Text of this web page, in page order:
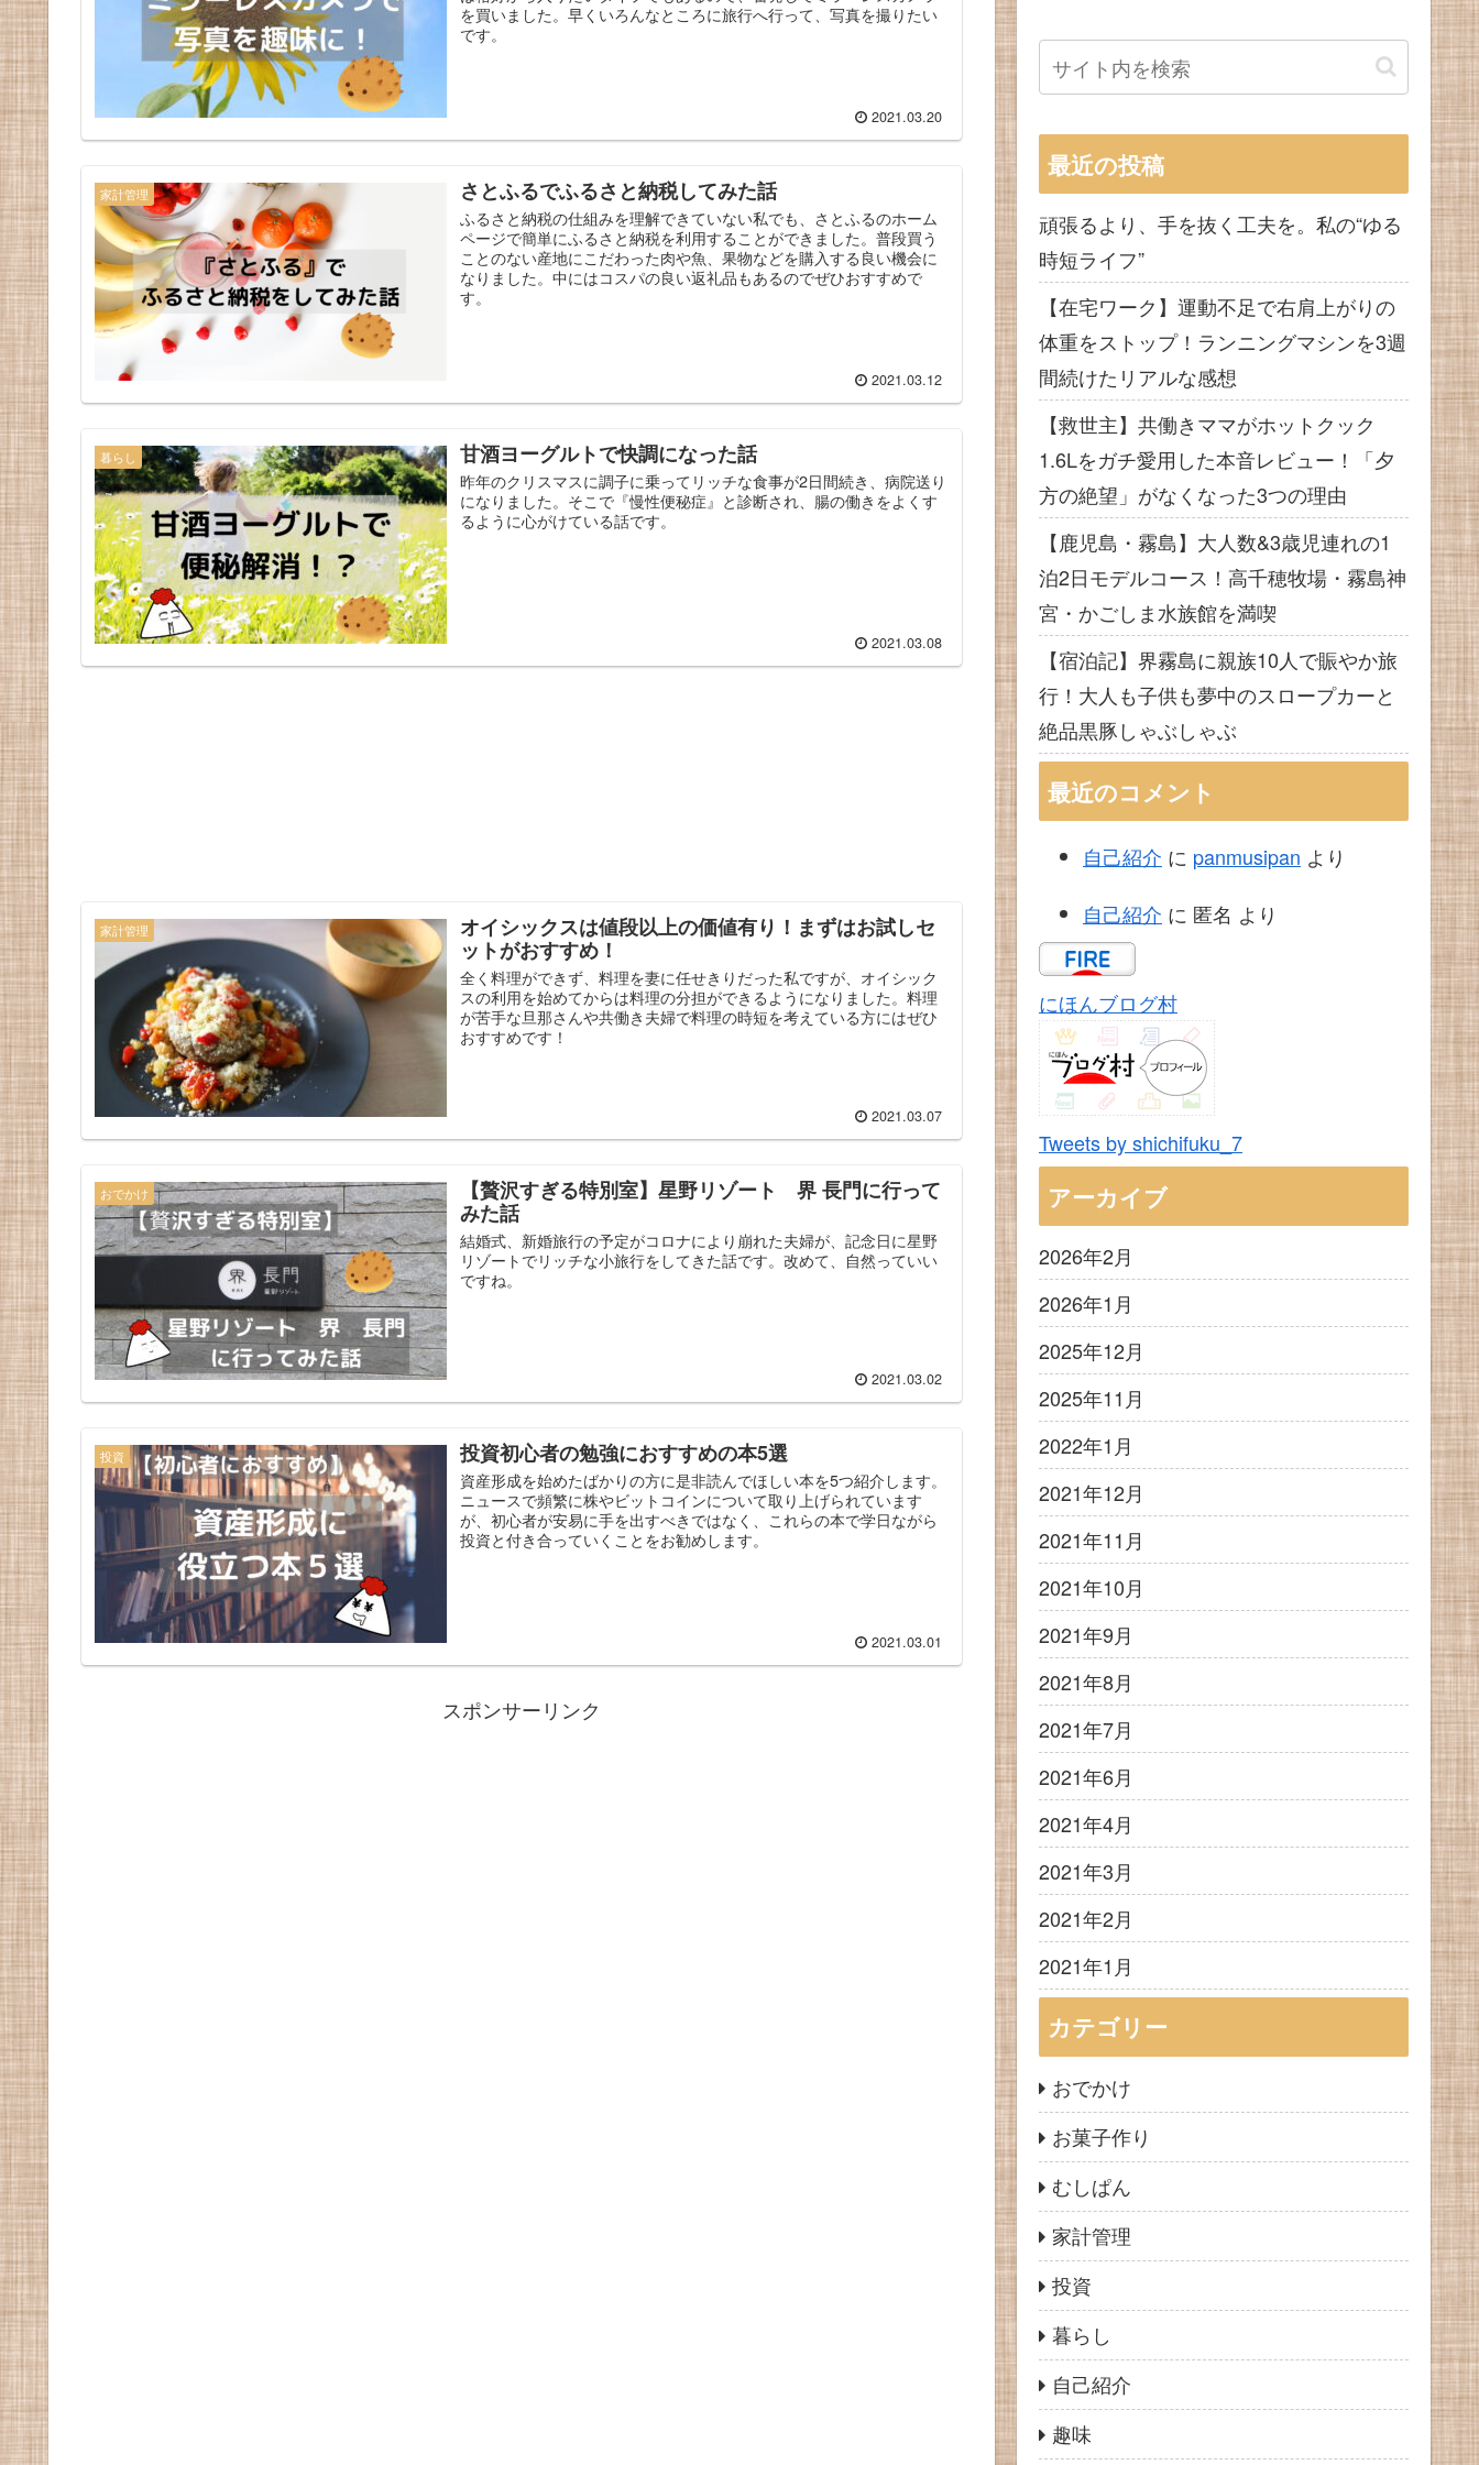
を買いました。早くいろんなところに旅行へ行って、写真を撮りたい
です。
2021.03.20
家計管理 さとふるでふるさと納税してみた話
ふるさと納税の仕組みを理解できていない私でも、さとふるのホーム
ページで簡単にふるさと納税を利用することができました。普段買う
ことのない産地にこだわった肉や魚、果物などを購入する良い機会に
なりました。中にはコスパの良い返礼品もあるのでぜひおすすめで
す。
2021.03.12
暮らし 甘酒ヨーグルトで快調になった話
昨年のクリスマスに調子に乗ってリッチな食事が2日間続き、病院送り
になりました。そこで『慢性便秘症』と診断され、腸の働きをよくす
るように心がけている話です。
2021.03.08
家計管理
オイシックスは値段以上の価値有り！まずはお試しセ
ットがおすすめ！
全く料理ができず、料理を妻に任せきりだった私ですが、オイシック
スの利用を始めてからは料理の分担ができるようになりました。料理
が苦手な旦那さんや共働き夫婦で料理の時短を考えている方にはぜひ
おすすめです！
2021.03.07
おでかけ
【贅沢すぎる特別室】星野リゾート 界 長門に行って
みた話
結婚式、新婚旅行の予定がコロナにより崩れた夫婦が、記念日に星野
リゾートでリッチな小旅行をしてきた話です。改めて、自然っていい
ですね。
2021.03.02
投資 投資初心者の勉強におすすめの本5選
資産形成を始めたばかりの方に是非読んでほしい本を5つ紹介します。
ニュースで頻繁に株やビットコインについて取り上げられています
が、初心者が安易に手を出すべきではなく、これらの本で学日ながら
投資と付き合っていくことをお勧めします。
2021.03.01
スポンサーリンク
最近の投稿
頑張るより、手を抜く工夫を。私の“ゆる
時短ライフ”
【在宅ワーク】運動不足で右肩上がりの
体重をストップ！ランニングマシンを3週
間続けたリアルな感想
【救世主】共働きママがホットクック
1.6Lをガチ愛用した本音レビュー！「夕
方の絶望」がなくなった3つの理由
【鹿児島・霧島】大人数&3歳児連れの1
泊2日モデルコース！高千穂牧場・霧島神
宮・かごしま水族館を満喫
【宿泊記】界霧島に親族10人で賑やか旅
行！大人も子供も夢中のスロープカーと
絶品黒豚しゃぶしゃぶ
最近のコメント
自己紹介 に panmusipan より
自己紹介 に 匿名 より
にほんブログ村
Tweets by shichifuku_7
アーカイブ
2026年2月
2026年1月
2025年12月
2025年11月
2022年1月
2021年12月
2021年11月
2021年10月
2021年9月
2021年8月
2021年7月
2021年6月
2021年4月
2021年3月
2021年2月
2021年1月
カテゴリー
おでかけ
お菓子作り
むしぱん
家計管理
投資
暮らし
自己紹介
趣味